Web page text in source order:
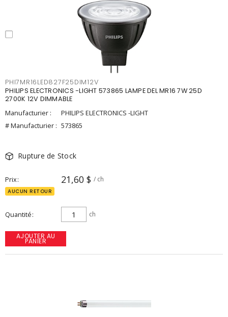
PHI7MR16LED827F25DIM12V
PHILIPS ELECTRONICS -LIGHT 573865 LAMPE DEL MR16 7W 25D
2700K 12V DIMMABLE
Manufacturier :
PHILIPS ELECTRONICS -LIGHT
# Manufacturier : 573865
Rupture de Stock
Prix 21,60 $ / ch
AUCUN RETOUR
Quantité ch
AJOUTER AU
PANIER